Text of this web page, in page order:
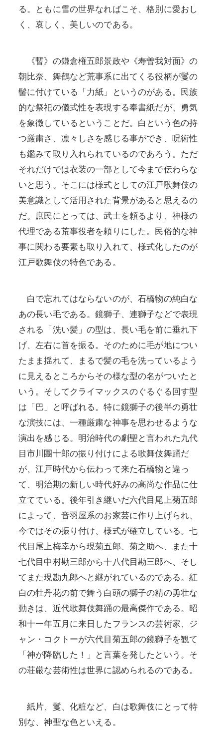
る。ともに雪の世界なればこそ、格別に愛おし
く、哀しく、美しいのである。
《暫》の鎌倉権五郎景政や《寿曽我対面》の
朝比奈、舞鶴など荒事系に出てくる役柄が鬘の
髻に付けている「力紙」というのがある。民族
的な祭祀の儀式性を表現する奉書紙だが、勇気
を象徴しているということだ。白という色の持
つ厳粛さ、凛々しさを感じる事ができ、呪術性
も鑑みて取り入れられているのであろう。ただ
それだけでは衣装の一部として今まで伝わらな
いと思う。そこには様式としての江戸歌舞伎の
美意識として活用された背景があると思えるの
だ。庶民にとっては、武士を頼るより、神様の
代理である荒事役者を頼りにした。民俗的な神
事に関わる要素も取り入れて、様式化したのが
江戸歌舞伎の特色である。
白で忘れてはならないのが、石橋物の純白な
あの長い毛である。鏡獅子、連獅子などで表現
される「洗い髪」の型は、長い毛を前に垂れ下
げ、左右に首を振る。そのために毛が地につい
たまま揺れて、まるで髪の毛を洗っているよう
に見えるところからその様な型の名がついたと
いう。そしてクライマックスのぐるぐる回す型
は「巴」と呼ばれる。特に鏡獅子の後半の勇壮
な演技には、一種厳粛な神事を思わせるような
演出を感じる。明治時代の劇聖と言われた九代
目市川團十郎の振り付けによる歌舞伎舞踊だ
が、江戸時代から伝わって来た石橋物と違っ
て、明治期の新しい時代好みの高尚な作品に仕
立てている。後年引き継いだ六代目尾上菊五郎
によって、音羽屋系のお家芸に作り上げられ、
今ではその振り付け、様式が確立している。七
代目尾上梅幸から現菊五郎、菊之助へ、また十
七代目中村勘三郎から十八代目勘三郎へ、そし
てまた現勘九郎へと継がれているのである。紅
白の牡丹花の前で舞う白頭の獅子の精の勇壮な
動きは、近代歌舞伎舞踊の最高傑作である。昭
和十一年五月に来日したフランスの芸術家、ジ
ャン・コクトーが六代目菊五郎の鏡獅子を観て
「神が降臨した！」と言葉を発したという。そ
の荘厳な芸術性は世界に認められるのである。
紙片、鬘、化粧など、白は歌舞伎にとって特
別な、神聖な色といえる。